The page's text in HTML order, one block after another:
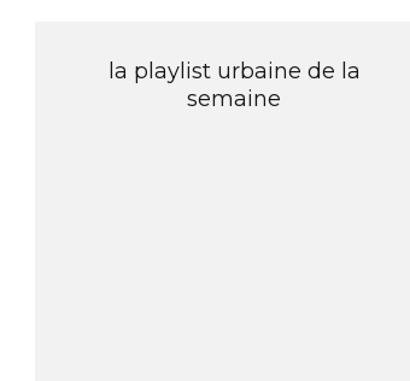
la playlist urbaine de la
semaine